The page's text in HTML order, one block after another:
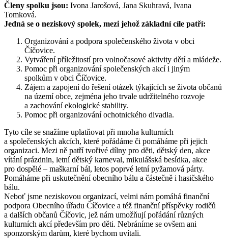
Členy spolku jsou: Ivona Jarošová, Jana Skuhravá, Ivana
Tomková.
Jedná se o neziskový spolek, mezi jehož základní cíle patří:
Organizování a podpora společenského života v obci
Číčovice.
Vytváření příležitostí pro volnočasové aktivity dětí a mládeže.
Pomoc při organizování společenských akcí i jiným
spolkům v obci Číčovice.
Zájem a zapojení do řešení otázek týkajících se života občanů
na území obce, zejména jeho trvale udržitelného rozvoje
a zachování ekologické stability.
Pomoc při organizování ochotnického divadla.
Tyto cíle se snažíme uplatňovat při mnoha kulturních
a společenských akcích, které pořádáme či pomáháme při jejich
organizaci. Mezi ně patří tvořivé dílny pro děti, dětský den, akce
vítání prázdnin, letní dětský karneval, mikulášská besídka, akce
pro dospělé – maškarní bál, letos poprvé letní pyžamová párty.
Pomáháme při uskutečnění obecního bálu a částečně i hasičského
bálu.
Neboť jsme neziskovou organizací, velmi nám pomáhá finanční
podpora Obecního úřadu Číčovice a též finanční příspěvky rodičů
a dalších občanů Číčovic, jež nám umožňují pořádání různých
kulturních akcí především pro děti. Nebráníme se ovšem ani
sponzorským darům, které bychom uvítali.